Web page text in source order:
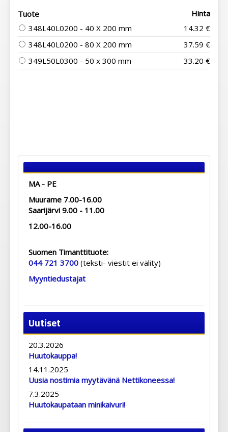
Tuote
Hinta
348L40L0200 - 40 X 200 mm
14.32 €
348L40L0200 - 80 X 200 mm
37.59 €
349L50L0300 - 50 x 300 mm
33.20 €
MA - PE
Muurame 7.00-16.00
Saarijärvi 9.00 - 11.00
12.00-16.00
Suomen Timanttituote:
044 721 3700 (teksti- viestit ei välity)
Myyntiedustajat
Uutiset
20.3.2026
Huutokauppa!
14.11.2025
Uusia nostimia myytävänä Nettikoneessa!
7.3.2025
Huutokaupataan minikaivuri!